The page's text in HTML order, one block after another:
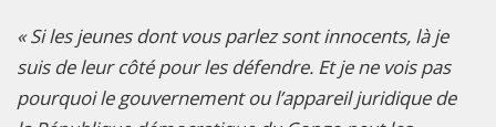
« Si les jeunes dont vous parlez sont innocents, là je
suis de leur côté pour les défendre. Et je ne vois pas
pourquoi le gouvernement ou l’appareil juridique de